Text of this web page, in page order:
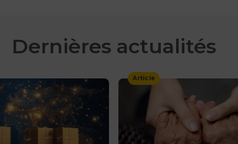
Dernières actualités
Article